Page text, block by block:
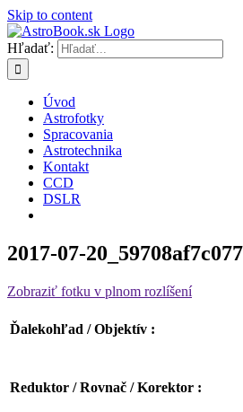
Skip to content
Hľadať:
Úvod
Astrofotky
Spracovania
Astrotechnika
Kontakt
CCD
DSLR
2017-07-
Zobraziť fotku v plnom rozlíšení
Ďalekohľad / Objektív :
Reduktor / Rovnač / Korektor :